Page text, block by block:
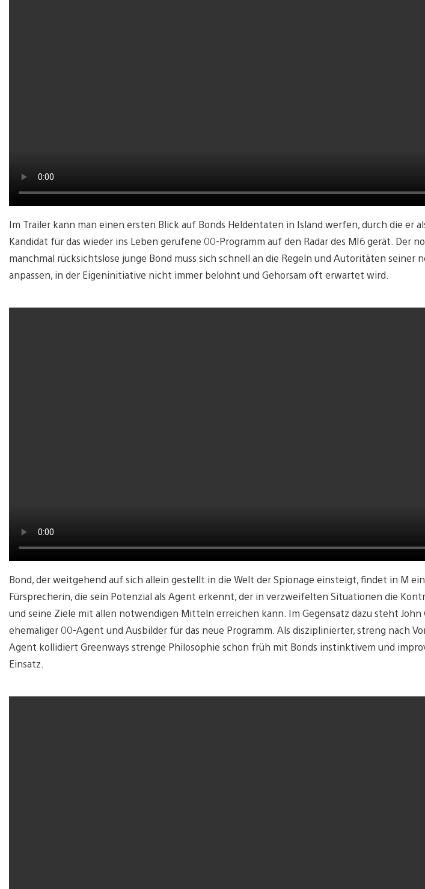
Im Trailer kann man einen ersten Blick auf Bonds Heldentaten in Island werfen, durch die er
Kandidat für das wieder ins Leben gerufene 00-Programm auf den Radar des MI6 gerät. Der
manchmal rücksichtslose junge Bond muss sich schnell an die Regeln und Autoritäten seiner
anpassen, in der Eigeninitiative nicht immer belohnt und Gehorsam oft erwartet wird.
Bond, der weitgehend auf sich allein gestellt in die Welt der Spionage einsteigt, findet in M
Fürsprecherin, die sein Potenzial als Agent erkennt, der in verzweifelten Situationen die
und seine Ziele mit allen notwendigen Mitteln erreichen kann. Im Gegensatz dazu steht John
ehemaliger 00-Agent und Ausbilder für das neue Programm. Als disziplinierter, streng nach
Agent kollidiert Greenways strenge Philosophie schon früh mit Bonds instinktivem und
Einsatz.